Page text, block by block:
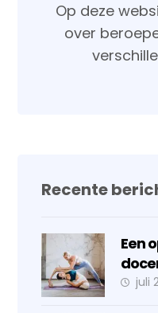
Op deze
over
Recente
Een
juli